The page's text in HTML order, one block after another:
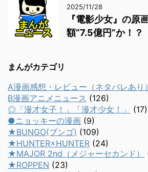
2025/11/28
『電影少女』の原
額“7.5億円”か！？
まんがカテゴリ
A漫画感想・レビュー（ネタバレあり）
B漫画アニメニュース (126)
◎「漫才女子！」「漫才少女！」
(17)
●ニョッキーの漫画 (9)
★BUNGO(ブンゴ) (109)
★HUNTER×HUNTER (24)
★MAJOR 2nd（メジャーセカンド）
★ROPPEN (23)